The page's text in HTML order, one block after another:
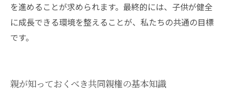
を進めることが求められます。最終的には、子供が健全
に成長できる環境を整えることが、私たちの共通の目標
です。
親が知っておくべき共同親権の基本知識